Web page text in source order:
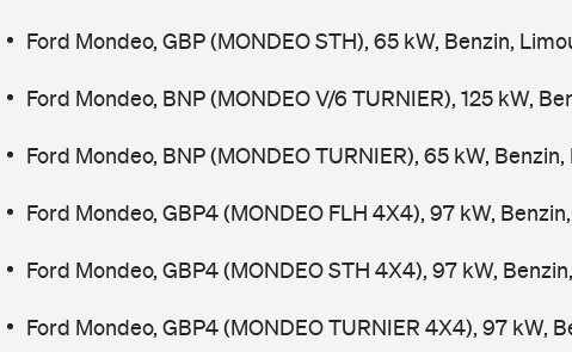
Ford Mondeo, GBP (MONDEO STH), 65 kW, Benzin,
Ford Mondeo, BNP (MONDEO V/6 TURNIER), 125 kW,
Ford Mondeo, BNP (MONDEO TURNIER), 65 kW,
Ford Mondeo, GBP4 (MONDEO FLH 4X4), 97 kW,
Ford Mondeo, GBP4 (MONDEO STH 4X4), 97 kW,
Ford Mondeo, GBP4 (MONDEO TURNIER 4X4), 97 kW,